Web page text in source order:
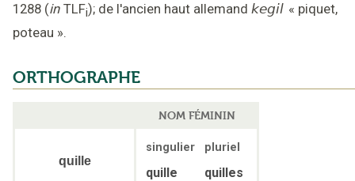
1288 (in TLFi); de l'ancien haut allemand kegil « piquet,
poteau ».
ORTHOGRAPHE
NOM FÉMININ
quille
singulier pluriel
quille quilles